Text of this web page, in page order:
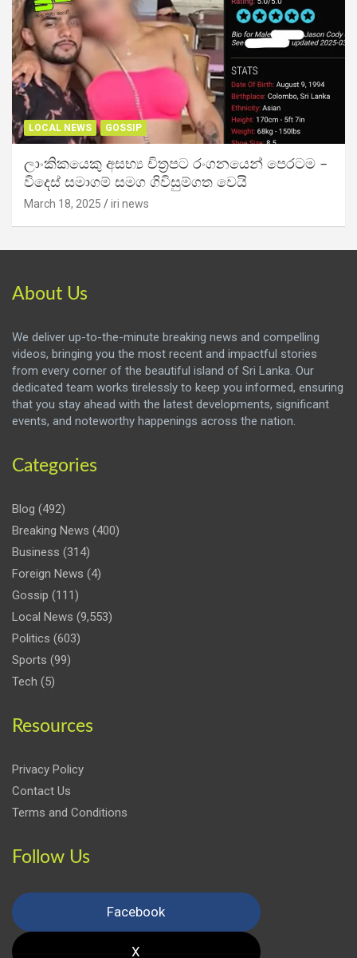
LOCAL NEWS GOSSIP
ලාංකිකයෙකු අසභ්‍ය චිත්‍රපට රංගනයෙන් පෙරටම –
විදෙස් සමාගම් සමග ගිවිසුම්ගත වෙයි
March 18, 2025 iri news
About Us
We deliver up-to-the-minute breaking news and compelling
videos, bringing you the most recent and impactful stories
from every corner of the beautiful island of Sri Lanka. Our
dedicated team works tirelessly to keep you informed, ensuring
that you stay ahead with the latest developments, significant
events, and noteworthy happenings across the nation.
Categories
Blog (492)
Breaking News (400)
Business (314)
Foreign News (4)
Gossip (111)
Local News (9,553)
Politics (603)
Sports (99)
Tech (5)
Resources
Privacy Policy
Contact Us
Terms and Conditions
Follow Us
Facebook
X